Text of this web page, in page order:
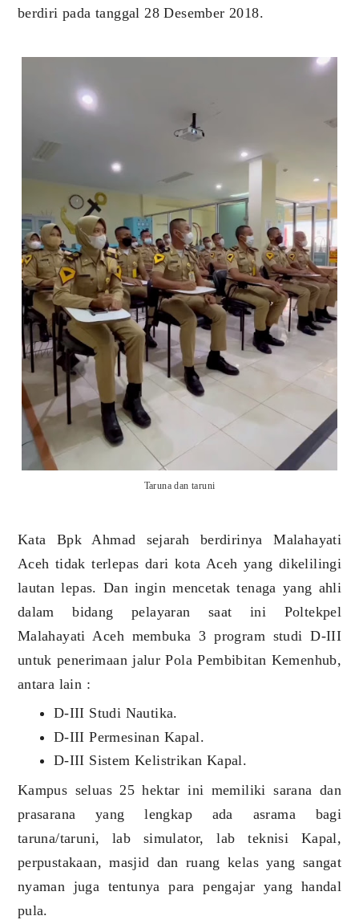
berdiri pada tanggal 28 Desember 2018.
Taruna dan taruni
Kata Bpk Ahmad sejarah berdirinya Malahayati
Aceh tidak terlepas dari kota Aceh yang dikelilingi
lautan lepas. Dan ingin mencetak tenaga yang ahli
dalam bidang pelayaran saat ini Poltekpel
Malahayati Aceh membuka 3 program studi D-III
untuk penerimaan jalur Pola Pembibitan Kemenhub,
antara lain :
D-III Studi Nautika.
D-III Permesinan Kapal.
D-III Sistem Kelistrikan Kapal.
Kampus seluas 25 hektar ini memiliki sarana dan
prasarana yang lengkap ada asrama bagi
taruna/taruni, lab simulator, lab teknisi Kapal,
perpustakaan, masjid dan ruang kelas yang sangat
nyaman juga tentunya para pengajar yang handal
pula.